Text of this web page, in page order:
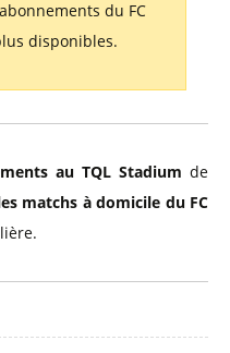
du FC
disponibles.
au TQL Stadium de
matchs à domicile du FC